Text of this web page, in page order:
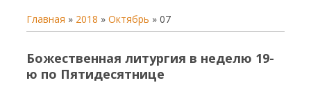
Главная » 2018 » Октябрь » 07
Божественная литургия в неделю 19-
ю по Пятидесятнице